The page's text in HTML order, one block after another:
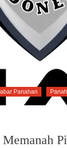
Panahan